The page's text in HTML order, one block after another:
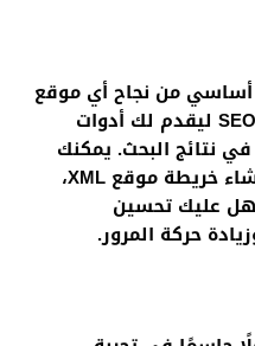
من نجاح أي موقع
ليقدم لك أدوات
نتائج البحث. يمكنك
إضافة الكلمات المفتاحية، وإنشاء خريطة موقع XML،
عليك تحسين